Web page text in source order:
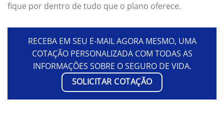
fique por dentro de tudo que o plano oferece.
RECEBA EM SEU E-MAIL AGORA MESMO, UMA
COTAÇÃO PERSONALIZADA COM TODAS AS
INFORMAÇÕES SOBRE O SEGURO DE VIDA.
SOLICITAR COTAÇÃO